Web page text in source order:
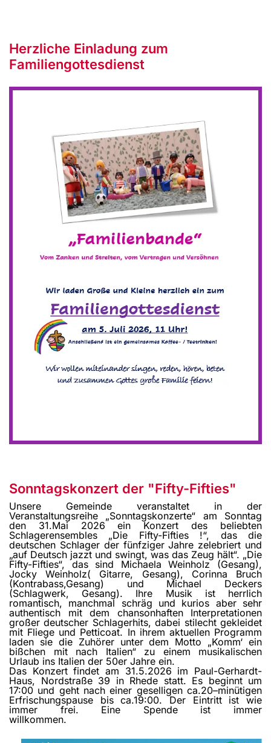
Herzliche Einladung zum
Familiengottesdienst
Sonntagskonzert der "Fifty-Fifties"
Unsere Gemeinde veranstaltet in der
Veranstaltungsreihe „Sonntagskonzerte“ am Sonntag
den 31.Mai 2026 ein Konzert des beliebten
Schlagerensembles „Die Fifty-Fifties !“, das die
deutschen Schlager der fünfziger Jahre zelebriert und
„auf Deutsch jazzt und swingt, was das Zeug hält“. „Die
Fifty-Fifties“, das sind Michaela Weinholz (Gesang),
Jocky Weinholz( Gitarre, Gesang), Corinna Bruch
(Kontrabass,Gesang) und Michael Deckers
(Schlagwerk, Gesang). Ihre Musik ist herrlich
romantisch, manchmal schräg und kurios aber sehr
authentisch mit dem chansonhaften Interpretationen
großer deutscher Schlagerhits, dabei stilecht gekleidet
mit Fliege und Petticoat. In ihrem aktuellen Programm
laden sie die Zuhörer unter dem Motto „Komm‘ ein
bißchen mit nach Italien“ zu einem musikalischen
Urlaub ins Italien der 50er Jahre ein.
Das Konzert findet am 31.5.2026 im Paul-Gerhardt-
Haus, Nordstraße 39 in Rhede statt. Es beginnt um
17:00 und geht nach einer geselligen ca.20–minütigen
Erfrischungspause bis ca.19:00. Der Eintritt ist wie
immer frei. Eine Spende ist immer
willkommen.